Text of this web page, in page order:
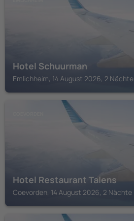
Hotel Schuurman
Emlichheim, 14 August 2026, 2 Nächte
Hotel Restaurant Talens
Coevorden, 14 August 2026, 2 Nächte